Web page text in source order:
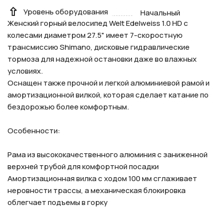
Уровень оборудования
Начальный
Женский горный велосипед Welt Edelweiss 1.0 HD с
колесами диаметром 27.5" имеет 7-скоростную
трансмиссию Shimano, дисковые гидравлические
тормоза для надежной остановки даже во влажных
условиях.
Оснащен также прочной и легкой алюминиевой рамой и
амортизационной вилкой, которая сделает катание по
бездорожью более комфортным.
Особенности:
Рама из высококачественного алюминия c заниженной
верхней трубой для комфортной посадки
Амортизационная вилка с ходом 100 мм сглаживает
неровности трассы, а механическая блокировка
облегчает подъемы в горку